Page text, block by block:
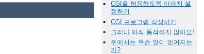
CGI를 허용하도록 아파치 설
정하기
CGI 프로그램 작성하기
그러나 아직 동작하지 않아요!
뒤에서는 무슨 일이 벌어지는
가?